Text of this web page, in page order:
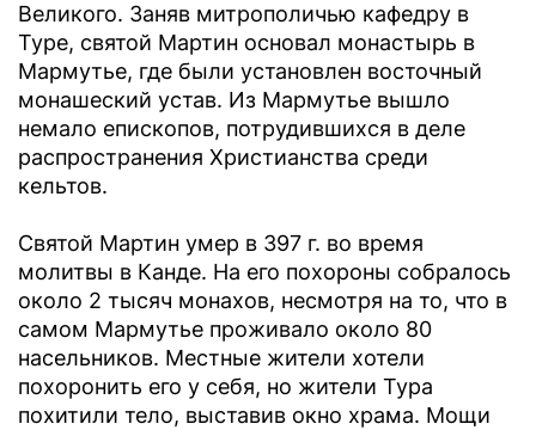
Великого. Заняв митрополичью кафедру в
Туре, святой Мартин основал монастырь в
Мармутье, где были установлен восточный
монашеский устав. Из Мармутье вышло
немало епископов, потрудившихся в деле
распространения Христианства среди
кельтов.
Святой Мартин умер в 397 г. во время
молитвы в Канде. На его похороны собралось
около 2 тысяч монахов, несмотря на то, что в
самом Мармутье проживало около 80
насельников. Местные жители хотели
похоронить его у себя, но жители Тура
похитили тело, выставив окно храма. Мощи